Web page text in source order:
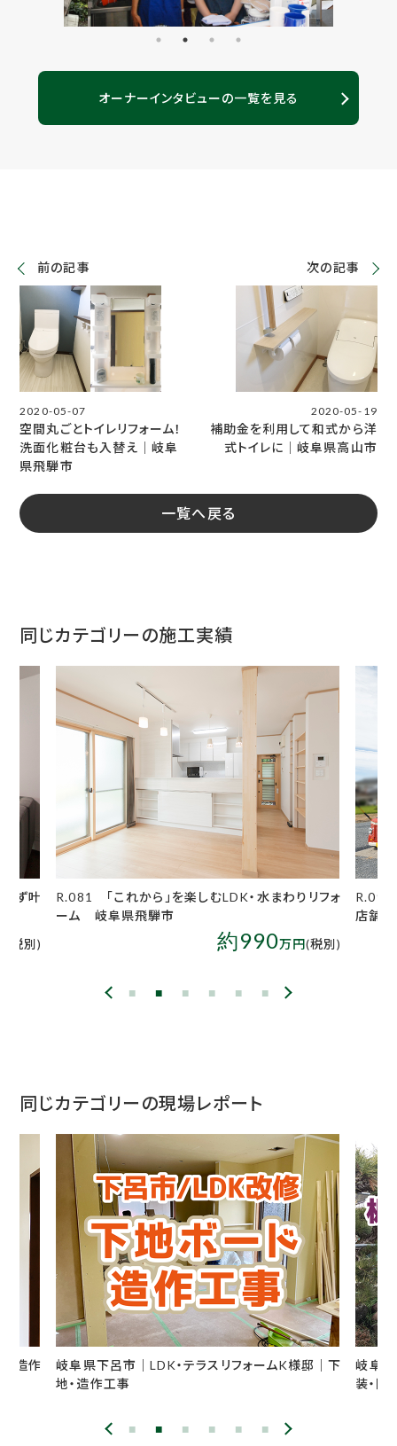
オーナーインタビューの一覧を見る
前の記事
2020-05-07
空間丸ごとトイレリフォーム！
洗面化粧台も入替え│岐阜
県飛騨市
一覧へ戻る
次の記事
2020-05-19
補助金を利用して和式から洋
式トイレに│岐阜県高山市
同じカテゴリーの施工実績
わりリフォ
万円(税別)
R.090 隠れ家レスト～たまご～【中古住宅改修/
店舗】 岐阜県羽島市
約1500万円(税別)
同じカテゴリーの現場レポート
ムK様邸｜下
岐阜県山県市｜2階全面工事W様邸｜板金・塗
装・防鼠・内装・左官工事